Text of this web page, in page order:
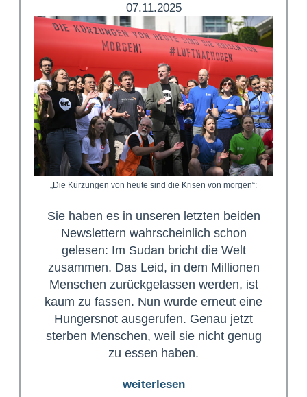
07.11.2025
„Die Kürzungen von heute sind die Krisen von morgen“:
Sie haben es in unseren letzten beiden
Newslettern wahrscheinlich schon
gelesen: Im Sudan bricht die Welt
zusammen. Das Leid, in dem Millionen
Menschen zurückgelassen werden, ist
kaum zu fassen. Nun wurde erneut eine
Hungersnot ausgerufen. Genau jetzt
sterben Menschen, weil sie nicht genug
zu essen haben.
weiterlesen